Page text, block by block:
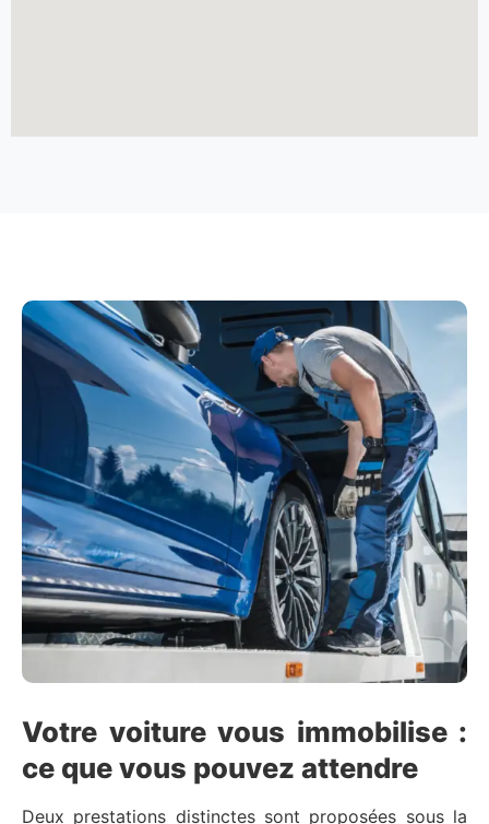
Votre voiture vous immobilise :
ce que vous pouvez attendre
Deux prestations distinctes sont proposées sous la